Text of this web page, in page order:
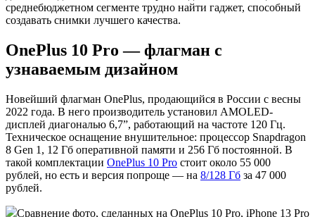
среднебюджетном сегменте трудно найти гаджет, способный
создавать снимки лучшего качества.
OnePlus 10 Pro — флагман с
узнаваемым дизайном
Новейший флагман OnePlus, продающийся в России с весны
2022 года. В него производитель установил AMOLED-
дисплей диагональю 6,7”, работающий на частоте 120 Гц.
Техническое оснащение внушительное: процессор Snapdragon
8 Gen 1, 12 Гб оперативной памяти и 256 Гб постоянной. В
такой комплектации OnePlus 10 Pro стоит около 55 000
рублей, но есть и версия попроще — на 8/128 Гб за 47 000
рублей.
Сравнение фото, сделанных на OnePlus 10 Pro, iPhone 13 Pro